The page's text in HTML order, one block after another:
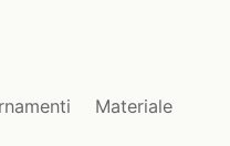
Materiale